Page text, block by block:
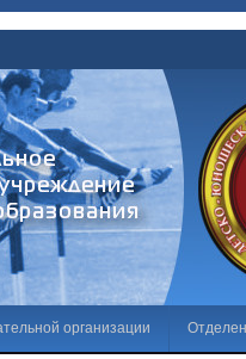
организации